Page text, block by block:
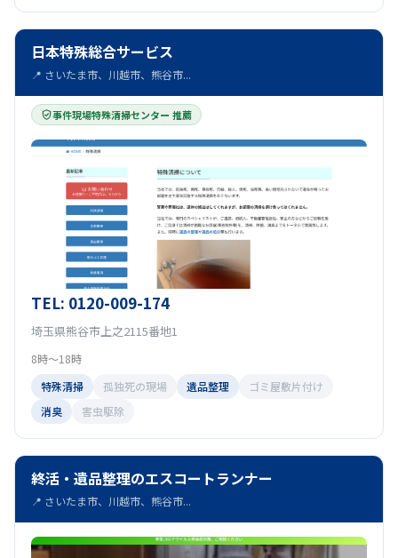
日本特殊総合サービス
📍 さいたま市、川越市、熊谷市...
事件現場特殊清掃センター 推薦
TEL: 0120-009-174
埼玉県熊谷市上之2115番地1
8時～18時
特殊清掃
孤独死の現場 遺品整理
ゴミ屋敷片付け
消臭
害虫駆除
終活・遺品整理のエスコートランナー
📍 さいたま市、川越市、熊谷市...